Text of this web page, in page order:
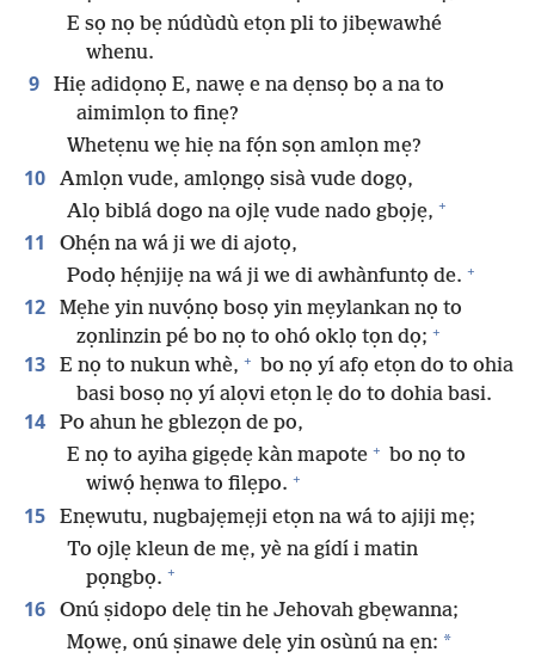
E sọ nọ bẹ núdùdù etọn pli to jibẹwawhé
whenu.
9
Hiẹ adidọnọ E, nawẹ e na dẹnsọ bọ a na to
aimimlọn to finẹ?
Whetẹnu wẹ hiẹ na fọ́n sọn amlọn mẹ?
10
Amlọn vude, amlọngọ sisà vude dogọ,
Alọ biblá dogo na ojlẹ vude nado gbọjẹ, +
11
Ohẹ́n na wá ji we di ajotọ,
Podọ hẹ́njijẹ na wá ji we di awhànfuntọ de. +
12
Mẹhe yin nuvọ́nọ bosọ yin mẹylankan nọ to
zọnlinzin pé bo nọ to ohó oklọ tọn dọ; +
13 E nọ to nukun whè, + bo nọ yí afọ etọn do to ohia
basi bosọ nọ yí alọvi etọn lẹ do to dohia basi.
14
Po ahun he gblezọn de po,
E nọ to ayiha gigẹdẹ kàn mapote + bo nọ to
wiwọ́ hẹnwa to filẹpo. +
15
Enẹwutu, nugbajẹmẹji etọn na wá to ajiji mẹ;
To ojlẹ kleun de mẹ, yè na gídí i matin
pọngbọ. +
16
Onú ṣidopo delẹ tin he Jehovah gbẹwanna;
Mọwẹ, onú ṣinawe delẹ yin osùnú na ẹn: *